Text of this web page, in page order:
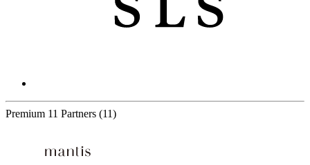
Premium 11 Partners (11)